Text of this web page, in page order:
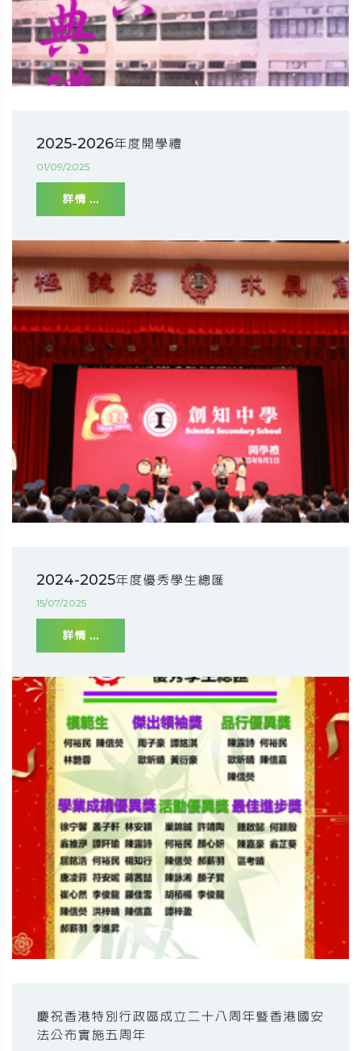
2025-2026年度開學禮
01/09/2025
詳情 ...
2024-2025年度優秀學生總匯
15/07/2025
詳情 ...
慶祝香港特別行政區成立二十八周年暨香港國安
法公布實施五周年